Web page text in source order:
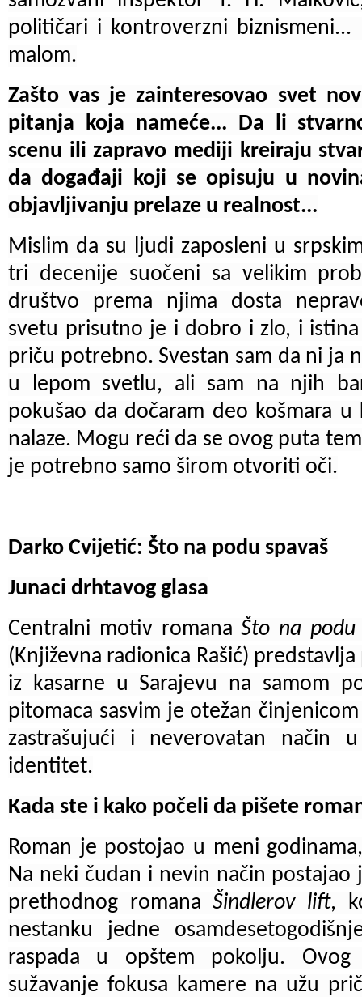
političari i kontroverzni
malom.
Zašto vas je zainteresovao svet
pitanja koja nameće... Da li
scenu ili zapravo mediji kreiraju
da događaji koji se opisuju u
objavljivanju prelaze u realnost...
Mislim da su ljudi zaposleni u
tri decenije suočeni sa velikim
društvo prema njima dosta
svetu prisutno je i dobro i zlo, i
priču potrebno. Svestan sam da ni ja
u lepom svetlu, ali sam na njih
pokušao da dočaram deo košmara
nalaze. Mogu reći da se ovog puta
je potrebno samo širom otvoriti oči.
Darko Cvijetić: Što na podu spavaš
Junaci drhtavog glasa
Centralni motiv romanaŠto na podu
(Književna radionica Rašić)
iz kasarne u Sarajevu na samom
pitomaca sasvim je otežan
zastrašujući i neverovatan način
identitet.
Kada ste i kako počeli da pišete
Roman je postojao u meni
Na neki čudan i nevin način postajao
prethodnog romanaŠindlerov lift,
nestanku jedne
raspada u opštem pokolju.
sužavanje fokusa kamere na užu